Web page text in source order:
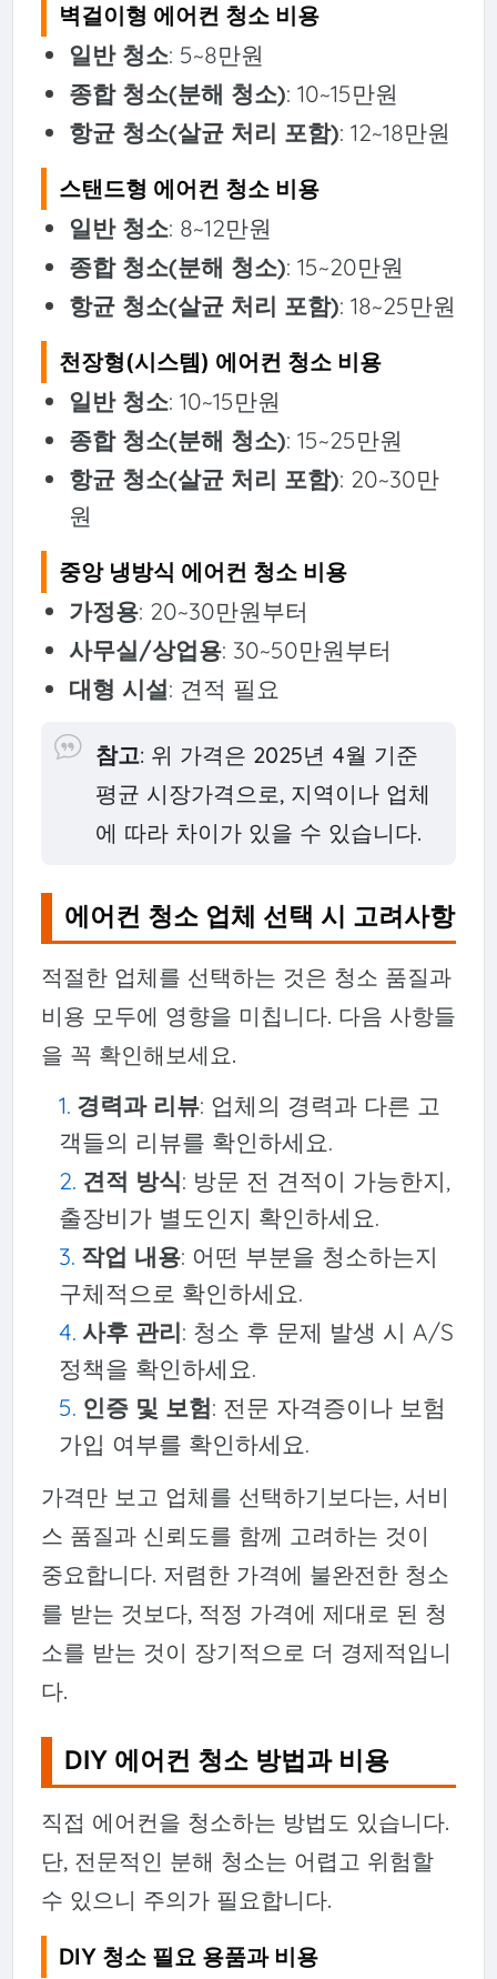
벽걸이형 에어컨 청소 비용
일반 청소: 5~8만원
종합 청소(분해 청소): 10~15만원
항균 청소(살균 처리 포함): 12~18만원
스탠드형 에어컨 청소 비용
일반 청소: 8~12만원
종합 청소(분해 청소): 15~20만원
항균 청소(살균 처리 포함): 18~25만원
천장형(시스템) 에어컨 청소 비용
일반 청소: 10~15만원
종합 청소(분해 청소): 15~25만원
항균 청소(살균 처리 포함): 20~30만
원
중앙 냉방식 에어컨 청소 비용
가정용: 20~30만원부터
사무실/상업용: 30~50만원부터
대형 시설: 견적 필요
참고: 위 가격은 2025년 4월 기준
평균 시장가격으로, 지역이나 업체
에 따라 차이가 있을 수 있습니다.
에어컨 청소 업체 선택 시 고려사항
적절한 업체를 선택하는 것은 청소 품질과
비용 모두에 영향을 미칩니다. 다음 사항들
을 꼭 확인해보세요.
경력과 리뷰: 업체의 경력과 다른 고
객들의 리뷰를 확인하세요.
견적 방식: 방문 전 견적이 가능한지,
출장비가 별도인지 확인하세요.
작업 내용: 어떤 부분을 청소하는지
구체적으로 확인하세요.
사후 관리: 청소 후 문제 발생 시 A/S
정책을 확인하세요.
인증 및 보험: 전문 자격증이나 보험
가입 여부를 확인하세요.
가격만 보고 업체를 선택하기보다는, 서비
스 품질과 신뢰도를 함께 고려하는 것이
중요합니다. 저렴한 가격에 불완전한 청소
를 받는 것보다, 적정 가격에 제대로 된 청
소를 받는 것이 장기적으로 더 경제적입니
다.
DIY 에어컨 청소 방법과 비용
직접 에어컨을 청소하는 방법도 있습니다.
단, 전문적인 분해 청소는 어렵고 위험할
수 있으니 주의가 필요합니다.
DIY 청소 필요 용품과 비용